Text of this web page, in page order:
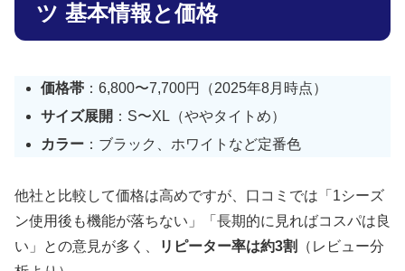
ツ 基本情報と価格
価格帯 ：6,800〜7,700円（2025年8月時点）
サイズ展開 ：S〜XL（ややタイトめ）
カラー ：ブラック、ホワイトなど定番色
他社と比較して価格は高めですが、口コミでは「1シーズ
ン使用後も機能が落ちない」「長期的に見ればコスパは良
い」との意見が多く、
リピーター率は約3割
（レビュー分